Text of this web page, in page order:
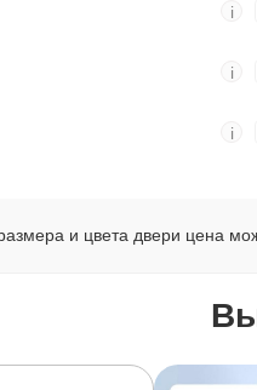
i
i
i
и цвета двери цена